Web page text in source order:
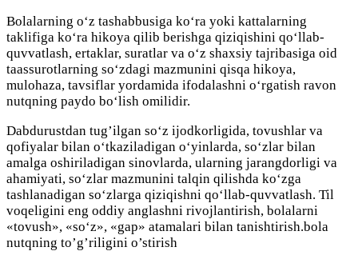
Bolalarning o‘z tashabbusiga ko‘ra yoki kattalarning
taklifiga ko‘ra hikoya qilib berishga qiziqishini qo‘llab-
quvvatlash, ertaklar, suratlar va o‘z shaxsiy tajribasiga oid
taassurotlarning so‘zdagi mazmunini qisqa hikoya,
mulohaza, tavsiflar yordamida ifodalashni o‘rgatish ravon
nutqning paydo bo‘lish omilidir.
Dabdurustdan tug’ilgan so‘z ijodkorligida, tovushlar va
qofiyalar bilan o‘tkaziladigan o‘yinlarda, so‘zlar bilan
amalga oshiriladigan sinovlarda, ularning jarangdorligi va
ahamiyati, so‘zlar mazmunini talqin qilishda ko‘zga
tashlanadigan so‘zlarga qiziqishni qo‘llab-quvvatlash. Til
voqeligini eng oddiy anglashni rivojlantirish, bolalarni
«tovush», «so‘z», «gap» atamalari bilan tanishtirish.bola
nutqning to’g’riligini o’stirish